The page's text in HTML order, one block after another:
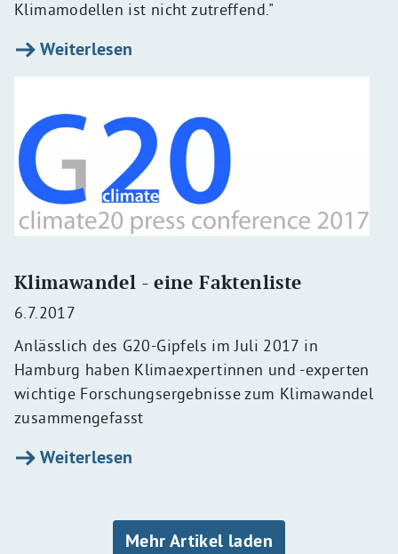
Klimamodellen ist nicht zutreffend."
Weiterlesen
Klimawandel - eine Faktenliste
6.7.2017
Anlässlich des G20-Gipfels im Juli 2017 in
Hamburg haben Klimaexpertinnen und -experten
wichtige Forschungsergebnisse zum Klimawandel
zusammengefasst
Weiterlesen
Seitennummerierung
Mehr Artikel laden